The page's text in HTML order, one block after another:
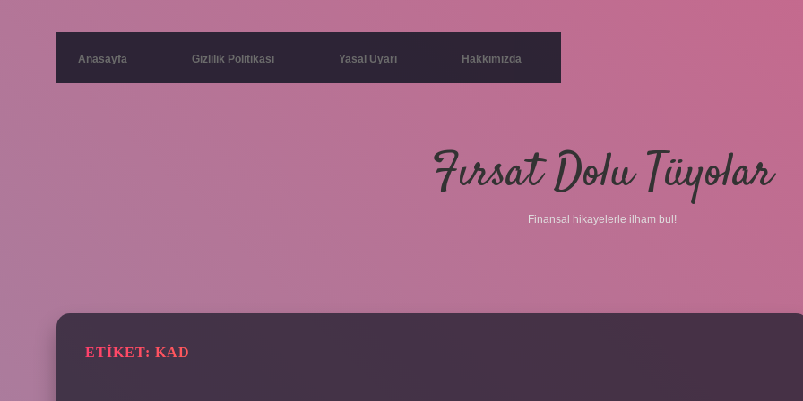
Anasayfa Gizlilik Politikası Yasal Uyarı Hakkımızda
Fırsat Dolu Tüyolar
Finansal hikayelerle ilham bul!
ETIKET: KAD